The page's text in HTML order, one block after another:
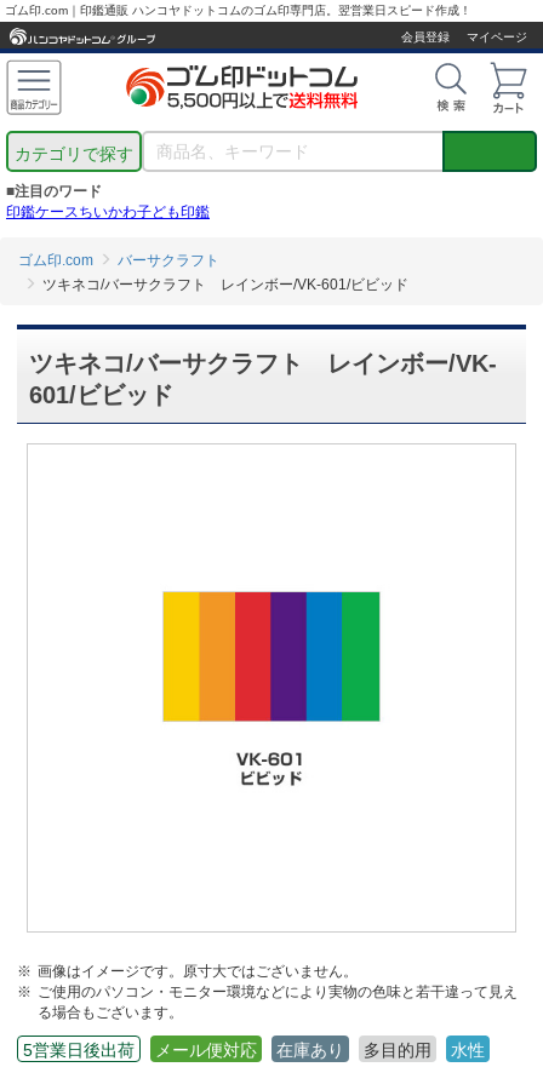
ゴム印.com｜印鑑通販 ハンコヤドットコムのゴム印専門店。翌営業日スピード作成！
会員登録
マイページ
カテゴリで探す
■注目のワード
印鑑ケースちいかわ子ども印鑑
ゴム印.com
バーサクラフト
ツキネコ/バーサクラフト レインボー/VK-601/ビビッド
ツキネコ/バーサクラフト レインボー/VK-
601/ビビッド
画像はイメージです。原寸大ではございません。
ご使用のパソコン・モニター環境などにより実物の色味と若干違って見え
る場合もございます。
5営業日後出荷 メール便対応 在庫あり 多目的用 水性